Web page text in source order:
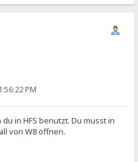
PM
in HFS benutzt. Du musst in
von W8 öffnen.